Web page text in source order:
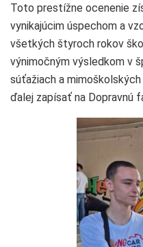
Toto prestížne ocenenie
vynikajúcim úspechom a
všetkých štyroch rokov
výnimočným výsledkom v
súťažiach a
ďalej zapísať na Dopravnú